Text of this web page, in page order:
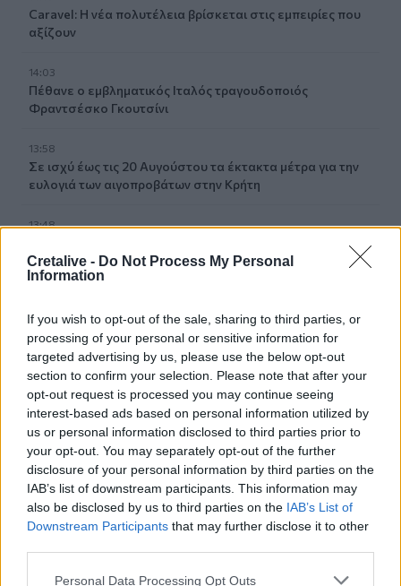
Cretalive - Do Not Process My Personal
Information
If you wish to opt-out of the sale, sharing to third parties, or
processing of your personal or sensitive information for
targeted advertising by us, please use the below opt-out
section to confirm your selection. Please note that after your
opt-out request is processed you may continue seeing
interest-based ads based on personal information utilized by
us or personal information disclosed to third parties prior to
your opt-out. You may separately opt-out of the further
disclosure of your personal information by third parties on the
IAB’s list of downstream participants. This information may
also be disclosed by us to third parties on the IAB’s List of
Downstream Participants that may further disclose it to other
Personal Data Processing Opt Outs
Caravel: Η νέα πολυτέλεια βρίσκεται στις εμπειρίες που
αξίζουν
14:03
Πέθανε ο εμβληματικός Ιταλός τραγουδοποιός
Φραντσέσκο Γκουτσίνι
13:58
Σε ισχύ έως τις 20 Αυγούστου τα έκτακτα μέτρα για την
ευλογιά των αιγοπροβάτων στην Κρήτη
13:48
Σύσκεψη στον ΕΟΦ για την ομαλή ροή της εφοδιαστικής
αλυσίδας φαρμάκων
Πέθανε ο πεζογράφος Γιάννης Γρηγοράκης
13:33
Τρεις συλλήψεις φερόμενων διακινητών μεταναστών σε
Κρήτη και Χρυσή
13:16
Θλίψη και δάκρυα για τον Πάνο Μαματζάκη - Την
Παρασκευή το τελευταίο αντίο
ΠΕΡΙΣΣΟΤΕΡΑ